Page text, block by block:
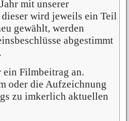
mit unserer
wird jeweils ein Teil
gewählt, werden
abgestimmt
Filmbeitrag an.
oder die Aufzeichnung
zu imkerlich aktuellen